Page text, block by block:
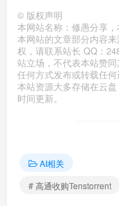
© 版权声明
本网站名称：修愚分享
本网站的文章部分内容
权，请联系站长 QQ：
站立场，不代表本站赞
任何方式发布或转载任何
本站资源大多存储在云
时间更新。
AI相关
# 高通收购Tenstorrent